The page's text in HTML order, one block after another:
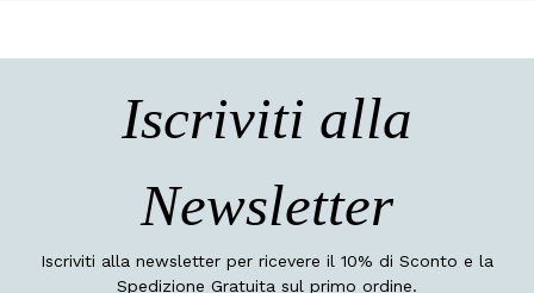
Iscriviti alla
Newsletter
Iscriviti alla newsletter per ricevere il 10% di Sconto e la
Spedizione Gratuita sul primo ordine.